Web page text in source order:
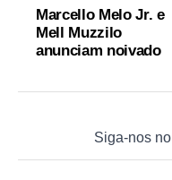
Marcello Melo Jr. e
Mell Muzzilo
anunciam noivado
Siga-nos no